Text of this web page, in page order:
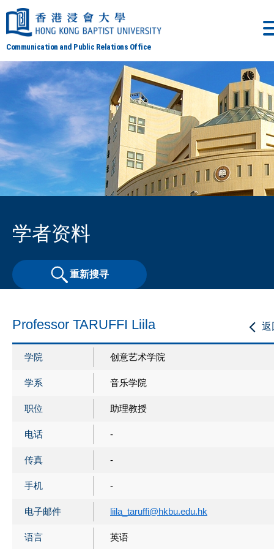
Communication and Public Relations Office
学者资料
重新搜寻
返
Professor TARUFFI Liila
学院 创意艺术学院
学系 音乐学院
职位 助理教授
电话 -
传真 -
手机 -
电子邮件 liila_taruffi@hkbu.edu.hk
语言 英语